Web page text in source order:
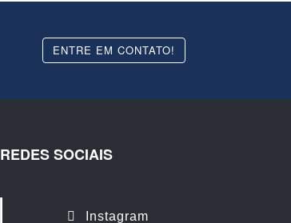
ENTRE EM CONTATO!
REDES SOCIAIS
Instagram